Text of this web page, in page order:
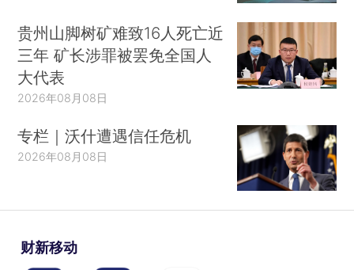
贵州山脚树矿难致16人死亡近
三年 矿长涉罪被罢免全国人
大代表
2026年08月08日
专栏｜沃什遭遇信任危机
2026年08月08日
财新移动